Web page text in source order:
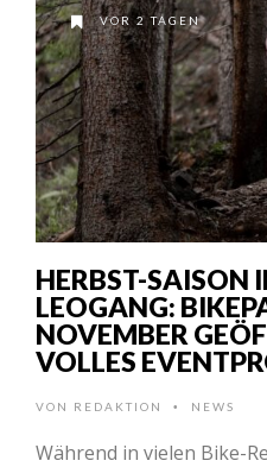
VOR 2 TAGEN
HERBST-SAISON
LEOGANG:
NOVEMBER
VOLLES
VON REDAKTION • NEWS
Während in vielen Bike-